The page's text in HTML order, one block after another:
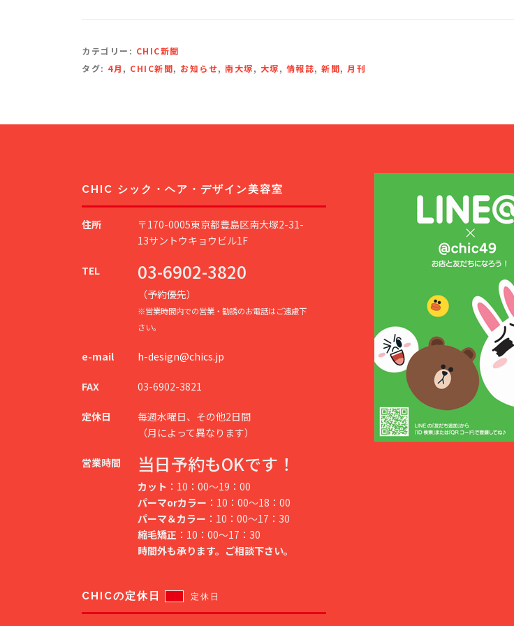
カテゴリー: CHIC新聞
タグ: 4月 , CHIC新聞, お知らせ, 南大塚, 大塚, 情報誌, 新聞, 月刊
CHIC シック・ヘア・デザイン美容室
住所
〒170-0005東京都豊島区南大塚2-31-
13サントウキョウビル1F
TEL 03-6902-3820
（予約優先）
※営業時間内での営業・勧誘のお電話はご遠慮下
さい。
e-mail h-design@chics.jp
FAX 03-6902-3821
定休日
毎週水曜日、その他2日間
（月によって異なります）
営業時間 当日予約もOKです！
カット ：10：00～19：00
パーマorカラー ：10：00～18：00
パーマ＆カラー ：10：00～17：30
縮毛矯正 ：10：00～17：30
時間外も承ります。ご相談下さい。
CHICの定休日 定休日